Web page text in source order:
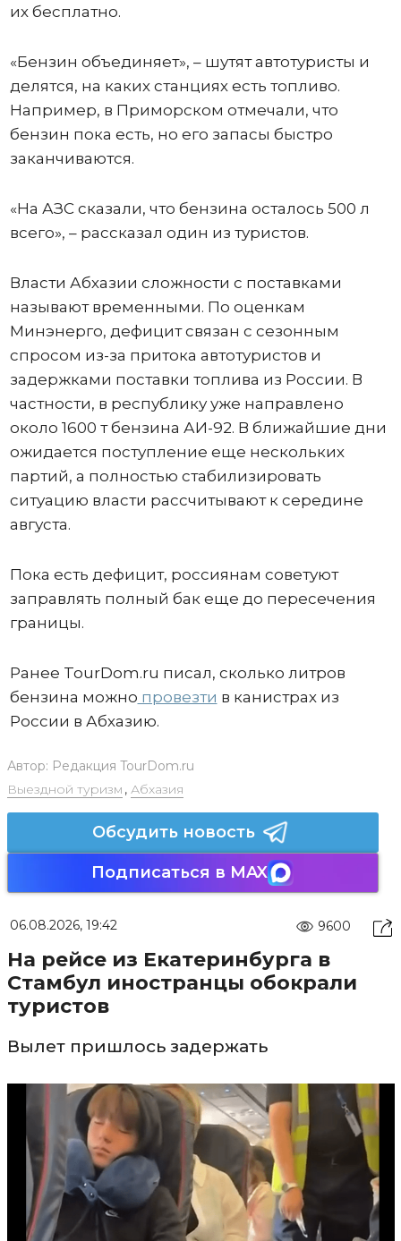
их бесплатно.
«Бензин объединяет», – шутят автотуристы и
делятся, на каких станциях есть топливо.
Например, в Приморском отмечали, что
бензин пока есть, но его запасы быстро
заканчиваются.
«На АЗС сказали, что бензина осталось 500 л
всего», – рассказал один из туристов.
Власти Абхазии сложности с поставками
называют временными. По оценкам
Минэнерго, дефицит связан с сезонным
спросом из-за притока автотуристов и
задержками поставки топлива из России. В
частности, в республику уже направлено
около 1600 т бензина АИ-92. В ближайшие дни
ожидается поступление еще нескольких
партий, а полностью стабилизировать
ситуацию власти рассчитывают к середине
августа.
Пока есть дефицит, россиянам советуют
заправлять полный бак еще до пересечения
границы.
Ранее TourDom.ru писал, сколько литров
бензина можно провезти в канистрах из
России в Абхазию.
Автор: Редакция TourDom.ru
Выездной туризм , Абхазия
Обсудить новость
Подписаться в MAX
06.08.2026, 19:42 9600
На рейсе из Екатеринбурга в
Стамбул иностранцы обокрали
туристов
Вылет пришлось задержать